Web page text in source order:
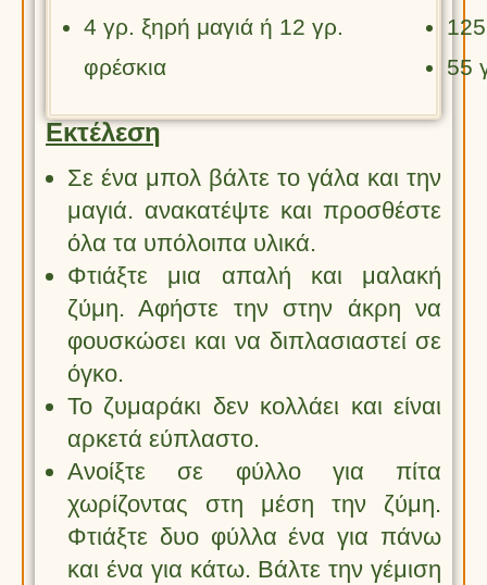
4 γρ. ξηρή μαγιά ή 12 γρ.
φρέσκια
55
Εκτέλεση
Σε ένα μπολ βάλτε το γάλα και την
μαγιά. ανακατέψτε και προσθέστε
όλα τα υπόλοιπα υλικά.
Φτιάξτε μια απαλή και μαλακή
ζύμη. Αφήστε την στην άκρη να
φουσκώσει και να διπλασιαστεί σε
όγκο.
Το ζυμαράκι δεν κολλάει και είναι
αρκετά εύπλαστο.
Ανοίξτε σε φύλλο για πίτα
χωρίζοντας στη μέση την ζύμη.
Φτιάξτε δυο φύλλα ένα για πάνω
και ένα για κάτω. Βάλτε την γέμιση